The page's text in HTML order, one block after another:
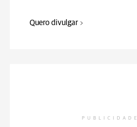
Quero divulgar
PUBLICIDADE